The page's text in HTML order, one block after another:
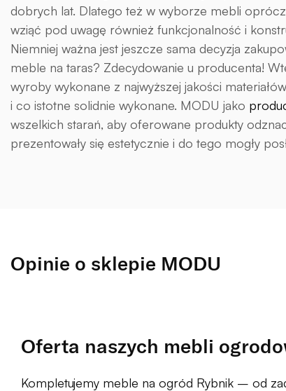
dobrych lat. Dlatego też w wyborze mebli
wziąć pod uwagę również funkcjonalność i
Niemniej ważna jest jeszcze sama decyzja
meble na taras? Zdecydowanie u producenta!
wyroby wykonane z najwyższej jakości
i co istotne solidnie wykonane. MODU jako
wszelkich starań, aby oferowane produkty
prezentowały się estetycznie i do tego mogły
Opinie o sklepie MODU
Oferta naszych mebli
Kompletujemy meble na ogród Rybnik – od